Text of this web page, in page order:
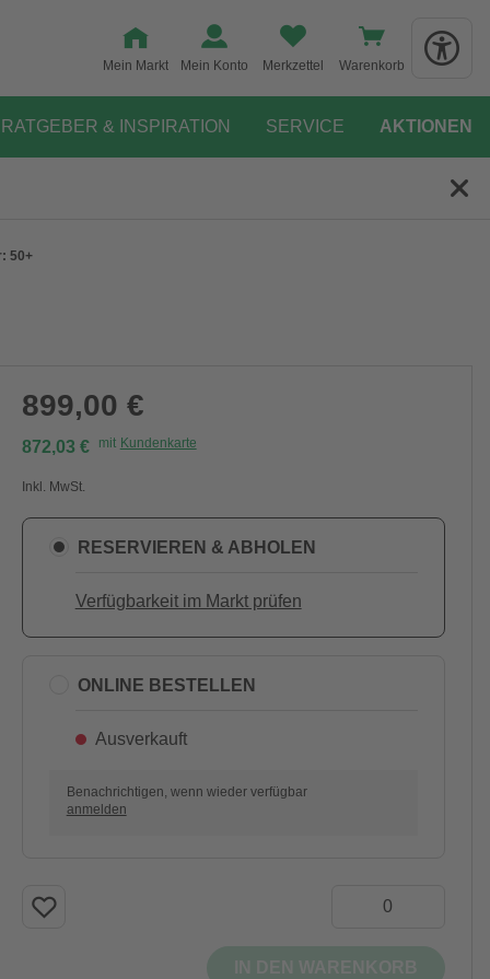
Mein Markt Mein Konto Merkzettel Warenkorb
RATGEBER & INSPIRATION SERVICE AKTIONEN
50+
899,00 €
872,03 € mit Kundenkarte
Inkl. MwSt.
RESERVIEREN & ABHOLEN
Verfügbarkeit im Markt prüfen
ONLINE BESTELLEN
Ausverkauft
Benachrichtigen, wenn wieder verfügbar
anmelden